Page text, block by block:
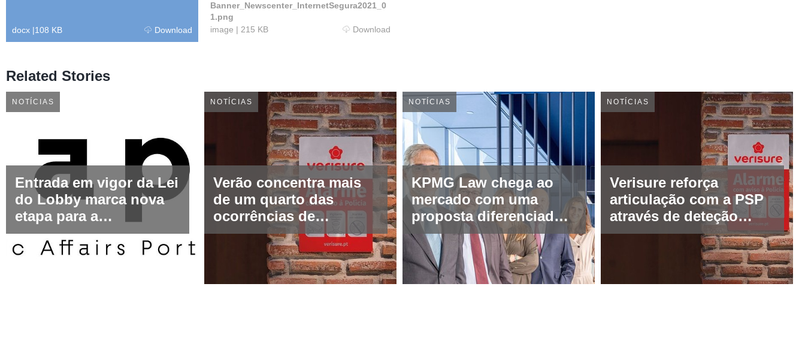
docx |108 KB Download
Banner_Newscenter_InternetSegura2021_0
1.png
image | 215 KB Download
Related Stories
NOTÍCIAS
Entrada em vigor da Lei
do Lobby marca nova
etapa para a
representação de
interesses em Portugal
NOTÍCIAS
Verão concentra mais
de um quarto das
ocorrências de
segurança registadas
NOTÍCIAS
KPMG Law chega ao
mercado com uma
proposta diferenciadora
na advocacia e
assessoria jurídica
NOTÍCIAS
Verisure reforça
articulação com a PSP
através de deteção
proativa de tentativas